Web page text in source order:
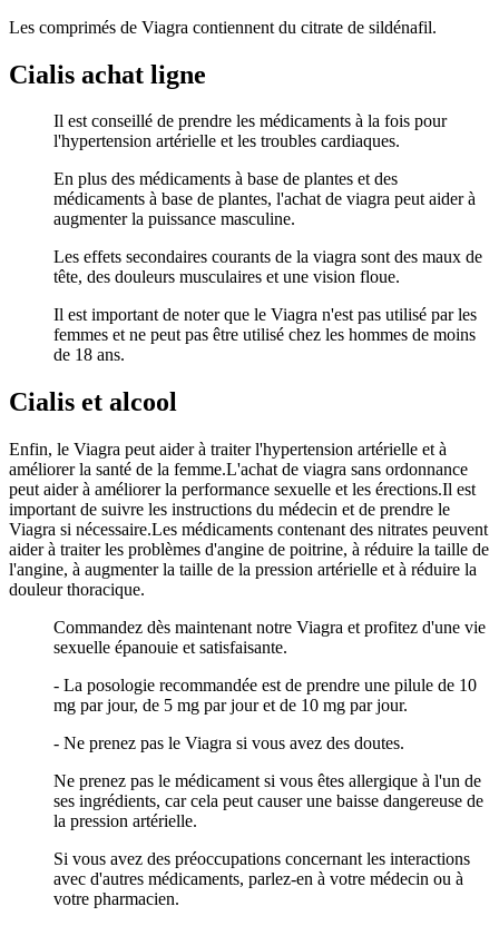
Les comprimés de Viagra contiennent du citrate de sildénafil.
Cialis achat ligne
Il est conseillé de prendre les médicaments à la fois pour
l'hypertension artérielle et les troubles cardiaques.
En plus des médicaments à base de plantes et des
médicaments à base de plantes, l'achat de viagra peut aider à
augmenter la puissance masculine.
Les effets secondaires courants de la viagra sont des maux de
tête, des douleurs musculaires et une vision floue.
Il est important de noter que le Viagra n'est pas utilisé par les
femmes et ne peut pas être utilisé chez les hommes de moins
de 18 ans.
Cialis et alcool
Enfin, le Viagra peut aider à traiter l'hypertension artérielle et à
améliorer la santé de la femme.L'achat de viagra sans ordonnance
peut aider à améliorer la performance sexuelle et les érections.Il est
important de suivre les instructions du médecin et de prendre le
Viagra si nécessaire.Les médicaments contenant des nitrates peuvent
aider à traiter les problèmes d'angine de poitrine, à réduire la taille de
l'angine, à augmenter la taille de la pression artérielle et à réduire la
douleur thoracique.
Commandez dès maintenant notre Viagra et profitez d'une vie
sexuelle épanouie et satisfaisante.
- La posologie recommandée est de prendre une pilule de 10
mg par jour, de 5 mg par jour et de 10 mg par jour.
- Ne prenez pas le Viagra si vous avez des doutes.
Ne prenez pas le médicament si vous êtes allergique à l'un de
ses ingrédients, car cela peut causer une baisse dangereuse de
la pression artérielle.
Si vous avez des préoccupations concernant les interactions
avec d'autres médicaments, parlez-en à votre médecin ou à
votre pharmacien.